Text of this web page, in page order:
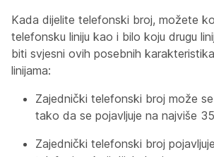
Kada dijelite telefonski broj, možete
telefonsku liniju kao i bilo koju drugu
biti svjesni ovih posebnih
linijama:
Zajednički telefonski broj može
tako da se pojavljuje na najviše
Zajednički telefonski broj